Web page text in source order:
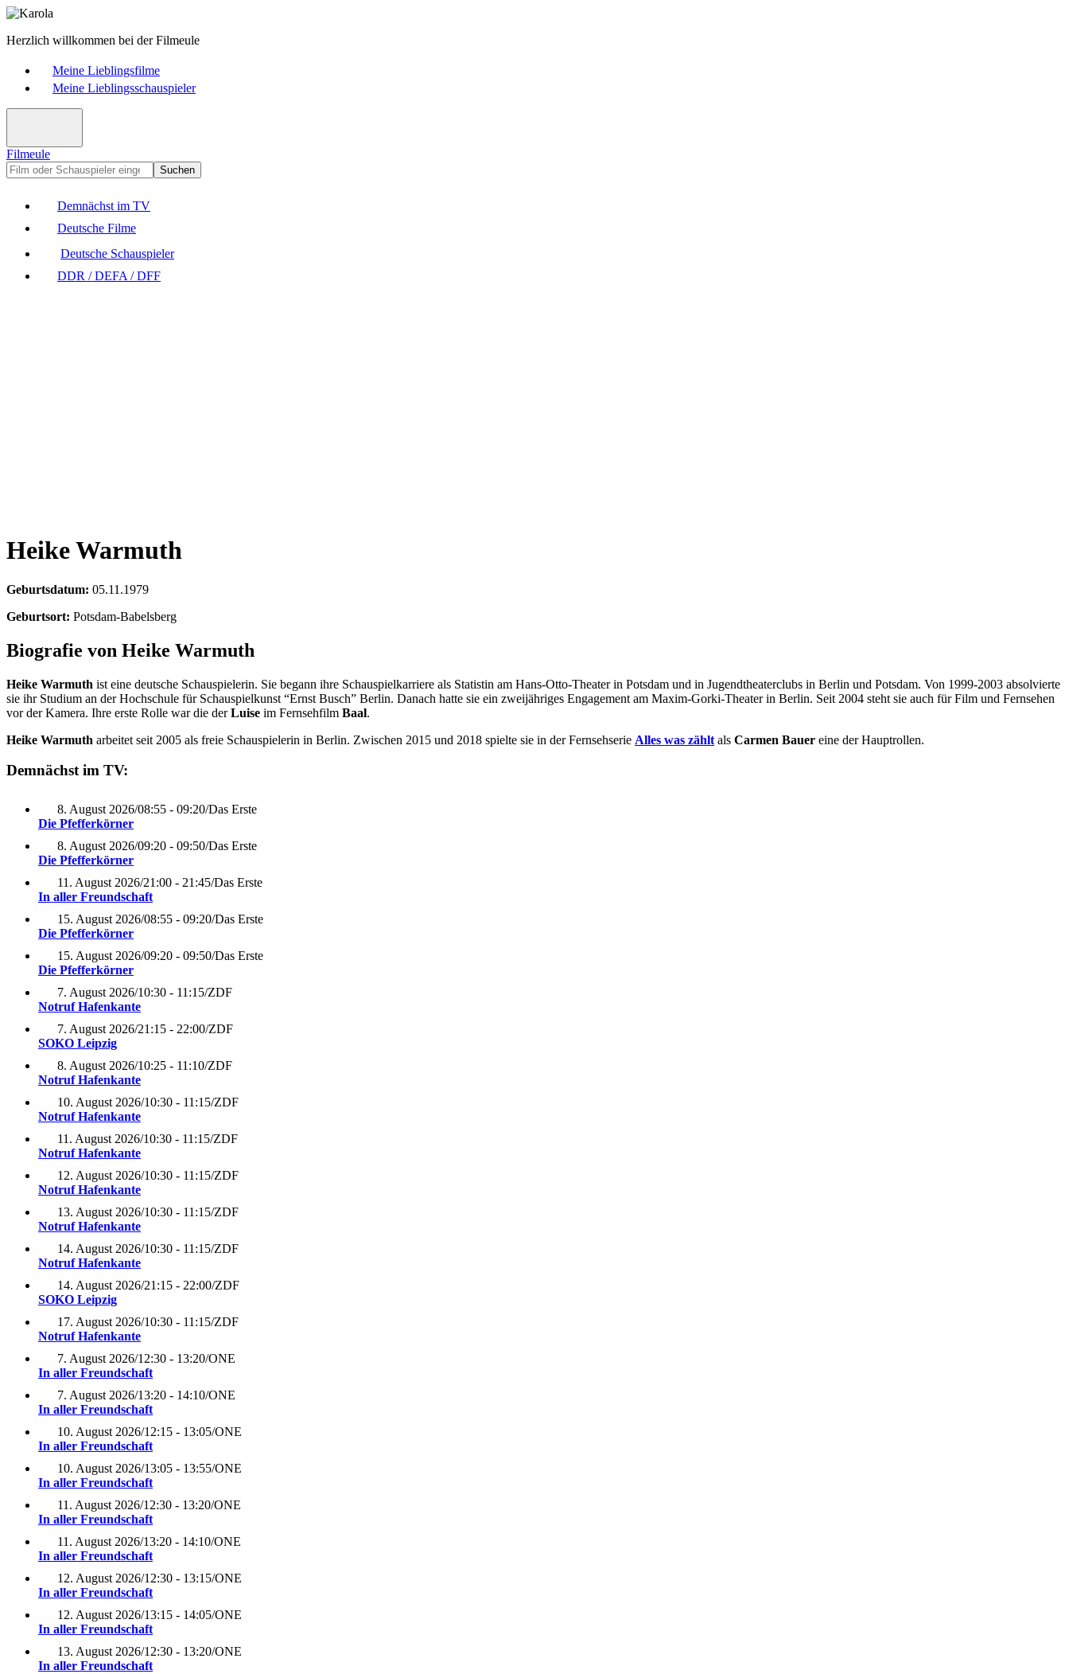
Herzlich willkommen bei der Filmeule
Meine Lieblingsfilme
Meine Lieblingsschauspieler
Filmeule
Suchen
Demnächst im TV
Deutsche Filme
Deutsche Schauspieler
DDR / DEFA / DFF
Heike Warmuth
Geburtsdatum: 05.11.1979
Geburtsort: Potsdam-Babelsberg
Biografie von Heike Warmuth
Heike Warmuth ist eine deutsche Schauspielerin. Sie begann ihre Schauspielkarriere als Statistin am Hans-Otto-Theater in Potsdam und in Jugendtheaterclubs in Berlin und Potsdam. Von 1999-2003 absolvierte
sie ihr Studium an der Hochschule für Schauspielkunst “Ernst Busch” Berlin. Danach hatte sie ein zweijähriges Engagement am Maxim-Gorki-Theater in Berlin. Seit 2004 steht sie auch für Film und Fernsehen
vor der Kamera. Ihre erste Rolle war die derLuise im Fernsehfilm Baal.
Heike Warmuth arbeitet seit 2005 als freie Schauspielerin in Berlin. Zwischen 2015 und 2018 spielte sie in der Fernsehserie Alles was zählt als Carmen Bauer eine der Hauptrollen.
Demnächst im TV:
8. August 2026/08:55 - 09:20/Das Erste
Die Pfefferkörner
8. August 2026/09:20 - 09:50/Das Erste
Die Pfefferkörner
11. August 2026/21:00 - 21:45/Das Erste
In aller Freundschaft
15. August 2026/08:55 - 09:20/Das Erste
Die Pfefferkörner
15. August 2026/09:20 - 09:50/Das Erste
Die Pfefferkörner
7. August 2026/10:30 - 11:15/ZDF
Notruf Hafenkante
7. August 2026/21:15 - 22:00/ZDF
SOKO Leipzig
8. August 2026/10:25 - 11:10/ZDF
Notruf Hafenkante
10. August 2026/10:30 - 11:15/ZDF
Notruf Hafenkante
11. August 2026/10:30 - 11:15/ZDF
Notruf Hafenkante
12. August 2026/10:30 - 11:15/ZDF
Notruf Hafenkante
13. August 2026/10:30 - 11:15/ZDF
Notruf Hafenkante
14. August 2026/10:30 - 11:15/ZDF
Notruf Hafenkante
14. August 2026/21:15 - 22:00/ZDF
SOKO Leipzig
17. August 2026/10:30 - 11:15/ZDF
Notruf Hafenkante
7. August 2026/12:30 - 13:20/ONE
In aller Freundschaft
7. August 2026/13:20 - 14:10/ONE
In aller Freundschaft
10. August 2026/12:15 - 13:05/ONE
In aller Freundschaft
10. August 2026/13:05 - 13:55/ONE
In aller Freundschaft
11. August 2026/12:30 - 13:20/ONE
In aller Freundschaft
11. August 2026/13:20 - 14:10/ONE
In aller Freundschaft
12. August 2026/12:30 - 13:15/ONE
In aller Freundschaft
12. August 2026/13:15 - 14:05/ONE
In aller Freundschaft
13. August 2026/12:30 - 13:20/ONE
In aller Freundschaft